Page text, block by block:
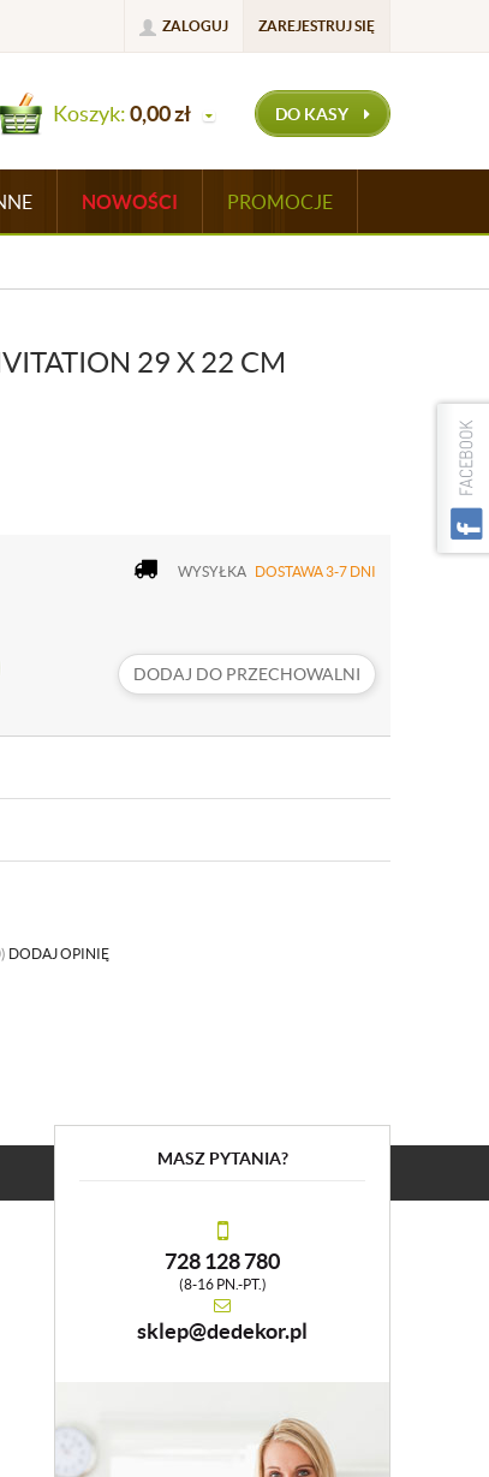
ZALOGUJ ZAREJESTRUJ SIĘ
Koszyk:0,00zł DO KASY
NOWOŚCI PROMOCJE
29 X 22 CM
WYSYŁKA DOSTAWA 3-7 DNI
DODAJ DO PRZECHOWALNI
DODAJ OPINIĘ
MASZ PYTANIA?
728 128 780
(8-16 PN.-PT.)
sklep@dedekor.pl